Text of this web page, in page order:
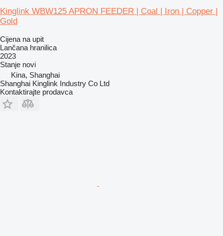
Kinglink WBW125 APRON FEEDER | Coal | Iron | Copper |
Gold
Cijena na upit
Lančana hranilica
2023
Stanje novi
Kina, Shanghai
Shanghai Kinglink Industry Co Ltd
Kontaktirajte prodavca